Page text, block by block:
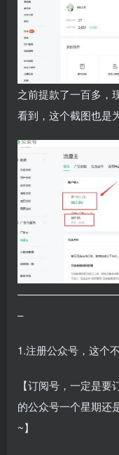
之前提款了一百多，
看到，这个截图也是
–
1.注册公众号，这个
【订阅号，一定是
的公众号一个星期还
~】